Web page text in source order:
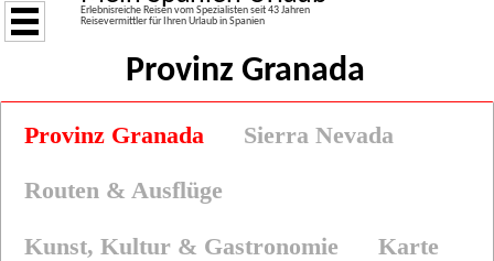
Erlebnisreiche Reisen vom Spezialisten seit 43 Jahren
Reisevermittler für Ihren Urlaub in Spanien
Provinz Granada
Provinz Granada Sierra Nevada
Routen & Ausflüge
Kunst, Kultur & Gastronomie Karte